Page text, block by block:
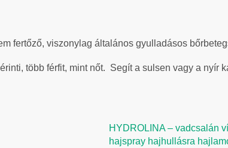
fertőző, viszonylag általános gyulladásos
több férfit, mint nőt. Segít a sulsen vagy a nyír
HYDROLINA – vadcsalán
hajspray hajhullásra